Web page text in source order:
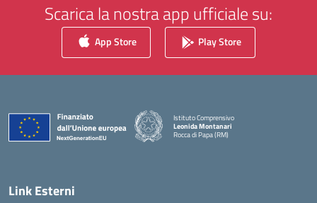
Scarica la nostra app ufficiale su:
App Store Play Store
Istituto Comprensivo
Leonida Montanari
Rocca di Papa (RM)
— Visita la pagina iniziale della scuola
Link Esterni